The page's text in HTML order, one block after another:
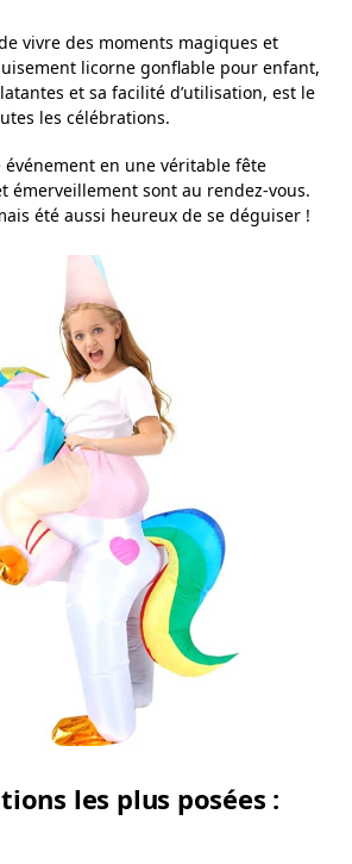
vivre des moments magiques et
licorne gonflable pour enfant,
et sa facilité d’utilisation, est le
les célébrations.
événement en une véritable fête
émerveillement sont au rendez-vous.
été aussi heureux de se déguiser !
les plus posées :